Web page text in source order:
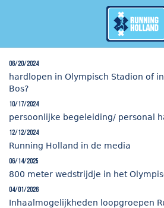
Overslaan en naar de inhoud gaan
06/20/2024
hardlopen in Olympisch Stadion of
Bos?
10/17/2024
persoonlijke begeleiding/ personal
12/12/2024
Running Holland in de media
06/14/2025
800 meter wedstrijdje in het
04/01/2026
Inhaalmogelijkheden loopgroepen